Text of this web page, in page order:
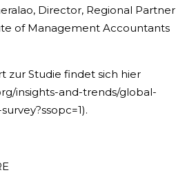
Director, Regional Partner
of Management Accountants
zur Studie findet sich hier
insights-and-trends/global-